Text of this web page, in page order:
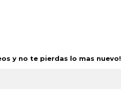
y no te pierdas lo mas nuevo!